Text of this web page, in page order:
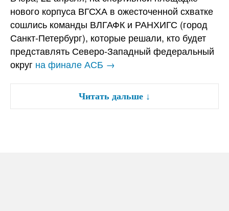
нового корпуса ВГСХА в ожесточенной схватке
сошлись команды ВЛГАФК и РАНХИГС (город
Санкт-Петербург), которые решали, кто будет
представлять Северо-Западный федеральный
округ на финале АСБ →
Читать дальше ↓